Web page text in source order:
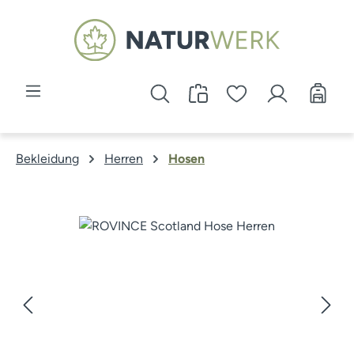
Zum Hauptinhalt springen
Bekleidung Herren Hosen
Bildergalerie überspringen